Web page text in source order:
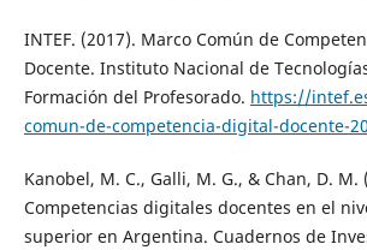
INTEF. (2017). Marco Común de
Docente. Instituto Nacional de
Formación del Profesorado. https://
comun-de-competencia-digital-docente-
Kanobel, M. C., Galli, M. G., & Chan, D. M.
Competencias digitales docentes en el
superior en Argentina. Cuadernos de